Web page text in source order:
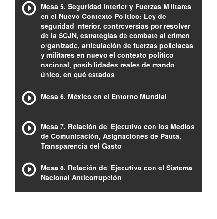
Mesa 5. Seguridad Interior y Fuerzas Militares
en el Nuevo Contexto Político: Ley de
seguridad interior, controversias por resolver
de la SCJN, estrategias de combate al crimen
organizado, articulación de fuerzas policiacas
y militares en nuevo el contexto político
nacional, posibilidades reales de mando
único, en qué estados
Mesa 6. México en el Entorno Mundial
Mesa 7. Relación del Ejecutivo con los Medios
de Comunicación, Asignaciones de Pauta,
Transparencia del Gasto
Mesa 8. Relación del Ejecutivo con el Sistema
Nacional Anticorrupción